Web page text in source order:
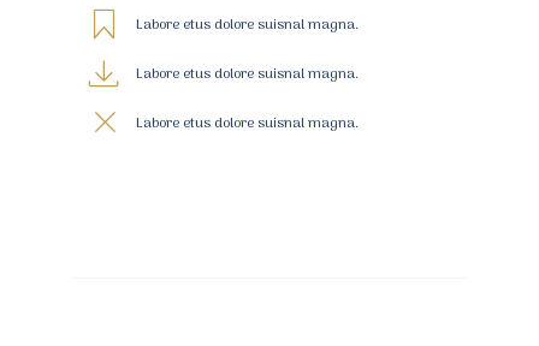
Labore etus dolore suisnal magna.
Labore etus dolore suisnal magna.
Labore etus dolore suisnal magna.